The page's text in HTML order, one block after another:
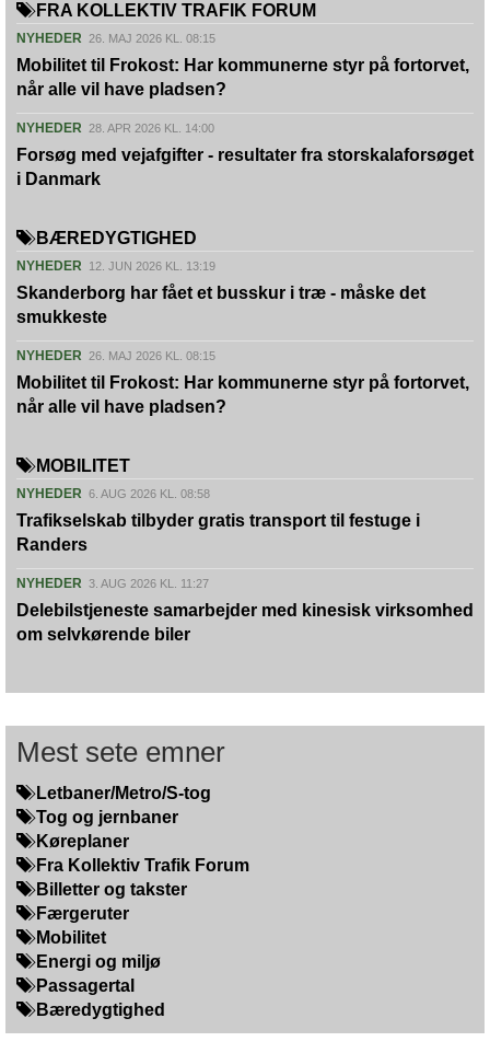
FRA KOLLEKTIV TRAFIK FORUM
NYHEDER 26. MAJ 2026 KL. 08:15
Mobilitet til Frokost: Har kommunerne styr på fortorvet,
når alle vil have pladsen?
NYHEDER 28. APR 2026 KL. 14:00
Forsøg med vejafgifter - resultater fra storskalaforsøget
i Danmark
BÆREDYGTIGHED
NYHEDER 12. JUN 2026 KL. 13:19
Skanderborg har fået et busskur i træ - måske det
smukkeste
NYHEDER 26. MAJ 2026 KL. 08:15
Mobilitet til Frokost: Har kommunerne styr på fortorvet,
når alle vil have pladsen?
MOBILITET
NYHEDER 6. AUG 2026 KL. 08:58
Trafikselskab tilbyder gratis transport til festuge i
Randers
NYHEDER 3. AUG 2026 KL. 11:27
Delebilstjeneste samarbejder med kinesisk virksomhed
om selvkørende biler
Mest sete emner
Letbaner/Metro/S-tog
Tog og jernbaner
Køreplaner
Fra Kollektiv Trafik Forum
Billetter og takster
Færgeruter
Mobilitet
Energi og miljø
Passagertal
Bæredygtighed